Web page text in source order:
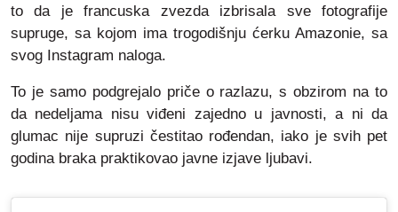
to da je francuska zvezda izbrisala sve fotografije
supruge, sa kojom ima trogodišnju ćerku Amazonie, sa
svog Instagram naloga.
To je samo podgrejalo priče o razlazu, s obzirom na to
da nedeljama nisu viđeni zajedno u javnosti, a ni da
glumac nije supruzi čestitao rođendan, iako je svih pet
godina braka praktikovao javne izjave ljubavi.